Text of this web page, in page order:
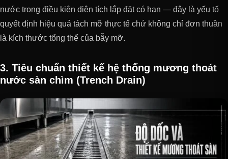
nước trong điều kiện diện tích lắp đặt có hạn — đây là yếu tố
quyết định hiệu quả tách mỡ thực tế chứ không chỉ đơn thuần
là kích thước tổng thể của bẫy mỡ.
3. Tiêu chuẩn thiết kế hệ thống mương thoát
nước sàn chìm (Trench Drain)